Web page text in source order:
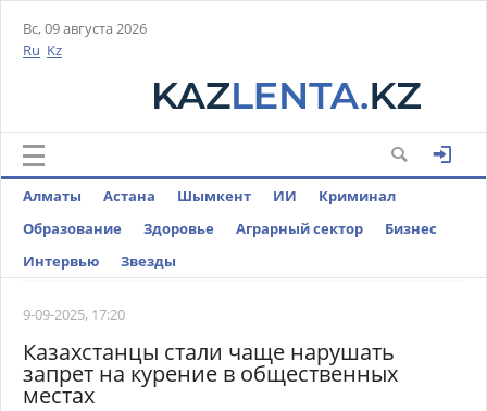
Вс, 09 августа 2026
Ru Kz
Алматы Астана Шымкент ИИ
Криминал
Образование
Здоровье Аграрный сектор
Бизнес
Интервью
Звезды
9-09-2025, 17:20
Казахстанцы стали чаще нарушать
запрет на курение в общественных
местах